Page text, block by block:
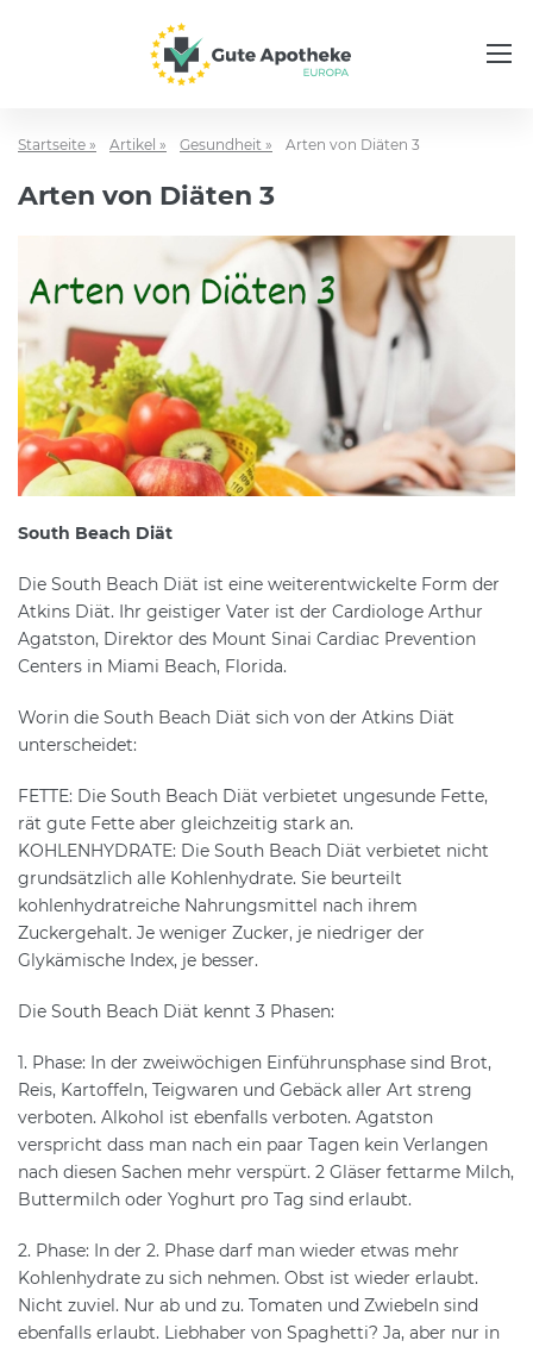
Startseite » Artikel » Gesundheit » Arten von Diäten 3
Arten von Diäten 3
South Beach Diät
Die South Beach Diät ist eine weiterentwickelte Form der
Atkins Diät. Ihr geistiger Vater ist der Cardiologe Arthur
Agatston, Direktor des Mount Sinai Cardiac Prevention
Centers in Miami Beach, Florida.
Worin die South Beach Diät sich von der Atkins Diät
unterscheidet:
FETTE: Die South Beach Diät verbietet ungesunde Fette,
rät gute Fette aber gleichzeitig stark an.
KOHLENHYDRATE: Die South Beach Diät verbietet nicht
grundsätzlich alle Kohlenhydrate. Sie beurteilt
kohlenhydratreiche Nahrungsmittel nach ihrem
Zuckergehalt. Je weniger Zucker, je niedriger der
Glykämische Index, je besser.
Die South Beach Diät kennt 3 Phasen:
1. Phase: In der zweiwöchigen Einführunsphase sind Brot,
Reis, Kartoffeln, Teigwaren und Gebäck aller Art streng
verboten. Alkohol ist ebenfalls verboten. Agatston
verspricht dass man nach ein paar Tagen kein Verlangen
nach diesen Sachen mehr verspürt. 2 Gläser fettarme Milch,
Buttermilch oder Yoghurt pro Tag sind erlaubt.
2. Phase: In der 2. Phase darf man wieder etwas mehr
Kohlenhydrate zu sich nehmen. Obst ist wieder erlaubt.
Nicht zuviel. Nur ab und zu. Tomaten und Zwiebeln sind
ebenfalls erlaubt. Liebhaber von Spaghetti? Ja, aber nur in